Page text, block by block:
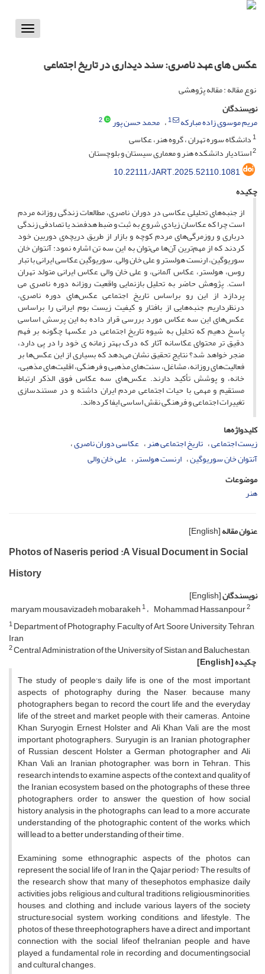
Toggle
عکس های عهد ناصری: سند دیداری در تاریخ اجتماعی
نوع مقاله : مقاله پژوهشی
نویسندگان
مریم موسوی زاده مبارکه
1 محمد حسن پور
2
1دانشگاه سوره تهران ، گروه هنر، عکاسی
2استادیار دانشکده هنر و معماری سیستان و بلوچستان
10.22111/JART.2025.52110.1081
چکیده
از جنبه‌های تحلیلیِ عکاسی در دوران ناصری، مطالعات زندگی روزانه مردم
است چرا که عکاسان زیادی شروع به ثبت و ضبط هدفمند یا تصادفی زندگی
درباری و روزمرگی‌های مردم کوچه و بازار از طریق دریچه‌ی دوربین خود
کردند که از مهم‌ترین آن‌ها می‌توان به این سه تن اشاره نمود: آنتوان خان
سوریوگین، ارنست هولستر و علی خان والی. سوریوگین عکاسی ایرانی با تبار
روس، هولستر، عکاس آلمانی، و علی خان والی عکاس ایرانی متولد تهران
است. پژوهش حاضر به تحلیل بازنمایی واقعیت روزانه دوره ناصری می
پردازد از این رو براساس تاریخ اجتماعی عکس‌های دوره ناصری،
درنظرداریم جنبه‌هایی از بافتار و کیفیت زیست بوم ایرانی را براساس
عکس‌های این سه عکاس مورد بررسی قرار داده به این پرسش اساسی
پاسخ دهیم که تحلیل به شیوه تاریخ اجتماعی در عکسها چگونه بر فهم
دقیق تر محتوای عکاسانه آثار که درک بهتر زمانه ی خود را در پی دارد،
منجر خواهد شد؟ نتایج تحقیق نشان می‌دهد که بسیاری از این عکس‌ها بر
فعالیت‌های روزانه، مشاغل، سنت‌های مذهبی و فرهنگی، اقلیت‌های مذهبی،
خانه، و پوشش تأکید دارند. عکس‌های سه عکاس فوق الذکر ارتباط
مستقیم و مهمی با حیات اجتماعی مردم ایران داشته و در مستندسازی
تغییرات اجتماعی و فرهنگی نقش اساسی ایفا کرده‌اند.
کلیدواژه‌ها
زیست اجتماعی تاریخ اجتماعی هنر عکاسی دوران ناصری
آنتوان خان سوریوگین ارنست هولستر علی خان والی
موضوعات
هنر
عنوان مقاله[English]
Photos of Naseris period :A Visual Document in Social
History
نویسندگان[English]
maryam mousavizadeh mobarakeh1 Mohammad Hassanpour2
1Department of Photography, Faculty of Art, Soore University, Tehran,
Iran
2Central Administration of the University of Sistan and Baluchestan,
چکیده[English]
The study of people's daily life is one of the most important
aspects of photography during the Naser, because many
photographers began to record the court life and the everyday
life of the street and market people with their cameras. Antoine
Khan Suryogin, Ernest Holster and Ali Khan Vali are the most
important photographers. Suryugin is an Iranian photographer
of Russian descent Holster a German photographer and Ali
Khan Vali, an Iranian photographer, was born in Tehran. This
research intends to examine aspects of the context and quality of
the Iranian ecosystem based on the photographs of these three
photographers, order to answer the question of how social
history analysis in the photographs can lead to a more accurate
understanding of the photographic content of the works, which
will lead to a better understanding of their time.
Examining some ethnographic aspects of the photos can
represent the social life of Iran in the Qajar period? The results of
the research show that many of thesephotos emphasize daily
activities, jobs, religious and cultural traditions, religiousminorities,
houses, and clothing, and include various layers of the society
structure,social system, working conditions, and lifestyle. The
photos of these threephotographers have a direct and important
connection with the social lifeof theIranian people and have
played a fundamental role in recording and documentingsocial
and cultural changes.